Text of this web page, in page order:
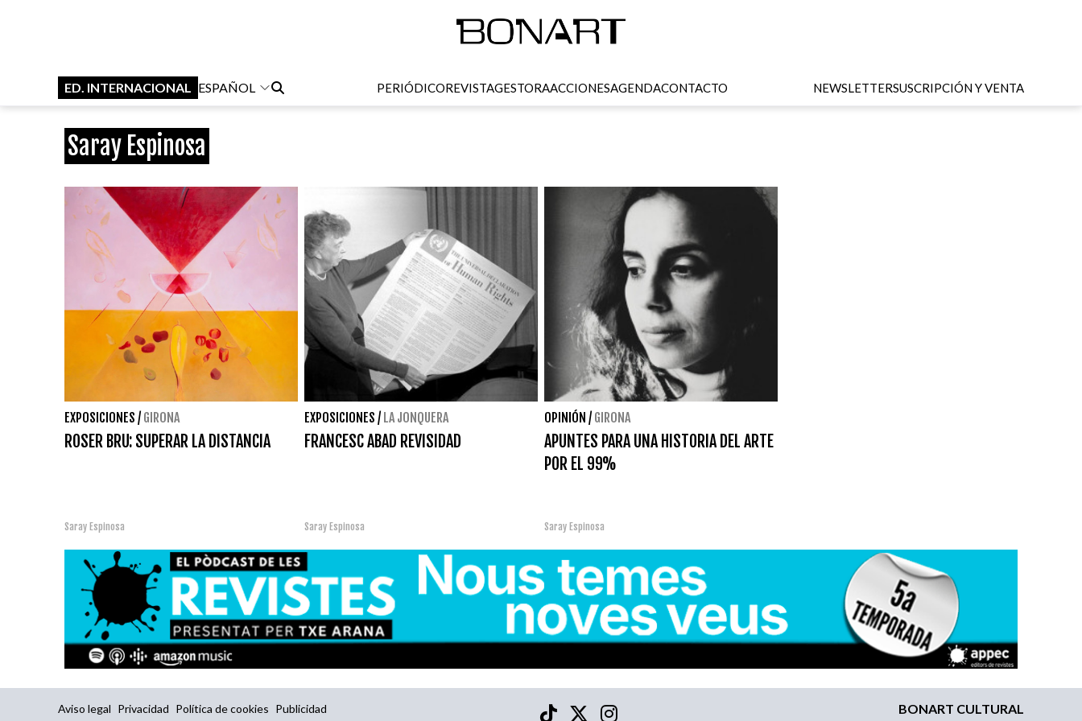
ED. INTERNACIONAL ESPAÑOL PERIÓDICOREVISTAGESTORAACCIONESAGENDACONTACTO NEWSLETTERSUSCRIPCIÓN Y VENTA
Saray Espinosa
EXPOSICIONES / GIRONA
ROSER BRU: SUPERAR LA DISTANCIA
Saray Espinosa
EXPOSICIONES / LA JONQUERA
FRANCESC ABAD REVISIDAD
Saray Espinosa
OPINIÓN / GIRONA
APUNTES PARA UNA HISTORIA DEL ARTE
POR EL 99%
Saray Espinosa
Aviso legal Privacidad Política de cookies Publicidad
BONART CULTURAL